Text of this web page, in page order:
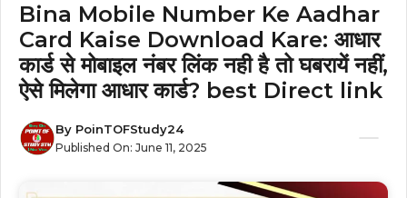
Bina Mobile Number Ke Aadhar
Card Kaise Download Kare: आधार
कार्ड से मोबाइल नंबर लिंक नही है तो घबरायें नहीं,
ऐसे मिलेगा आधार कार्ड? best Direct link
By PoinTOFStudy24
Published On: June 11, 2025